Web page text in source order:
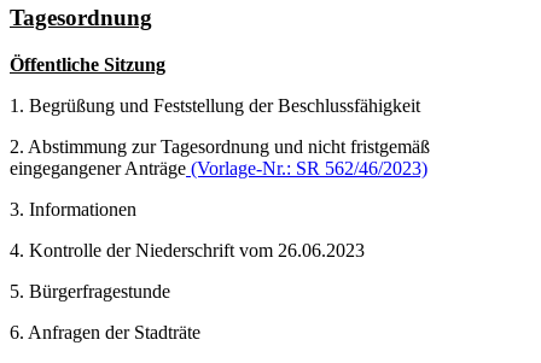
Tagesordnung
Öffentliche Sitzung
1. Begrüßung und Feststellung der Beschlussfähigkeit
2. Abstimmung zur Tagesordnung und nicht fristgemäß
eingegangener Anträge (Vorlage-Nr.: SR 562/46/2023)
3. Informationen
4. Kontrolle der Niederschrift vom 26.06.2023
5. Bürgerfragestunde
6. Anfragen der Stadträte